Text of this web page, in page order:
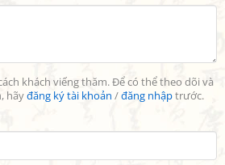
khách viếng thăm. Để có thể theo dõi và
hãyđăng ký tài khoản /đăng nhậptrước.